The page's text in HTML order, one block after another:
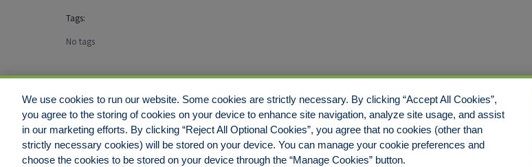
Tags:
No tags
DisclaimerLegal NoticesYour Privacy RightsDo Not Sell/Share/Limit DisclosureManage CookiesCookies Policy
We use cookies to run our website. Some cookies are strictly necessary. By clicking “Accept All Cookies”,
you agree to the storing of cookies on your device to enhance site navigation, analyze site usage, and assist
in our marketing efforts. By clicking “Reject All Optional Cookies”, you agree that no cookies (other than
strictly necessary cookies) will be stored on your device. You can manage your cookie preferences and
choose the cookies to be stored on your device through the “Manage Cookies” button.